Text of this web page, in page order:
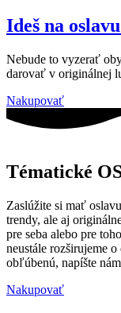
Ideš na
Nebude to vyzerať
darovať v originálnej
Nakupovať
Tématické
Zaslúžite si mať
trendy, ale aj
pre seba alebo pre
neustále rozširujeme
obľúbenú, napíšte
Nakupovať